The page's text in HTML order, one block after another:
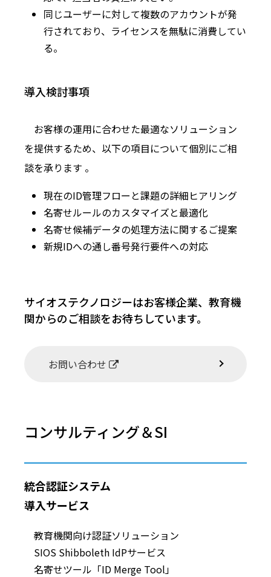
同じユーザーに対して複数のアカウントが発
行されており、ライセンスを無駄に消費してい
る。
導入検討事項
お客様の運用に合わせた最適なソリューション
を提供するため、以下の項目について個別にご相
談を承ります 。
現在のID管理フローと課題の詳細ヒアリング
名寄せルールのカスタマイズと最適化
名寄せ候補データの処理方法に関するご提案
新規IDへの通し番号発行要件への対応
サイオステクノロジーはお客様企業、教育機
関からのご相談をお待ちしています。
お問い合わせ
コンサルティング＆SI
統合認証システム
導入サービス
教育機関向け認証ソリューション
SIOS Shibboleth IdPサービス
名寄せツール「ID Merge Tool」